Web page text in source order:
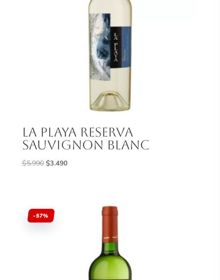
la playa reserva
sauvignon blanc
$5.990 El
$5.990.
$3.490El
-57%